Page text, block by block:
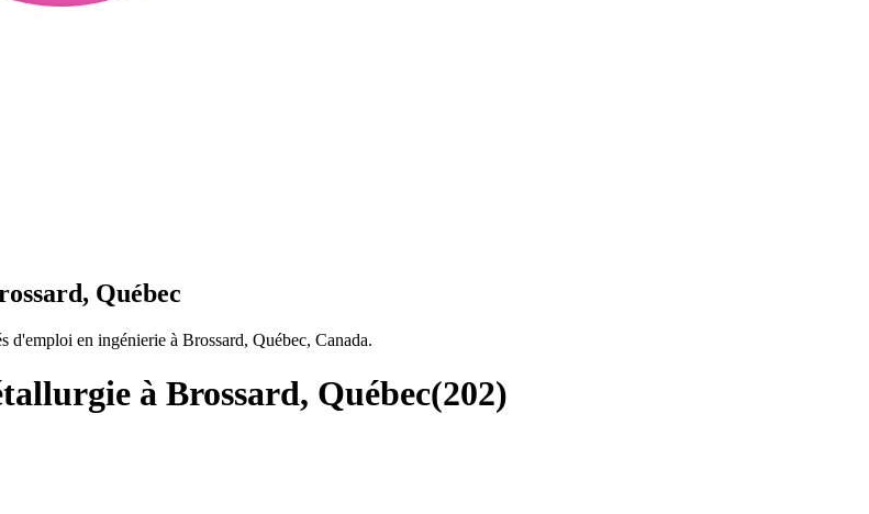
Québec
d'emploi en ingénierie à Brossard, Québec, Canada.
à Brossard, Québec(202)